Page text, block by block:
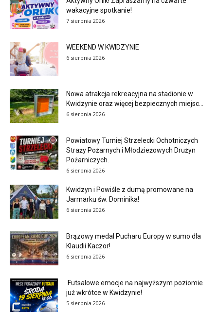
wakacyjne spotkanie!
7 sierpnia 2026
WEEKEND W KWIDZYNIE
6 sierpnia 2026
Nowa atrakcja rekreacyjna na stadionie w
Kwidzynie oraz więcej bezpiecznych miejsc...
6 sierpnia 2026
Powiatowy Turniej Strzelecki Ochotniczych
Straży Pożarnych i Młodzieżowych Drużyn
Pożarniczych.
6 sierpnia 2026
Kwidzyn i Powiśle z dumą promowane na
Jarmarku św. Dominika!
6 sierpnia 2026
Brązowy medal Pucharu Europy w sumo dla
Klaudii Kaczor!
6 sierpnia 2026
Futsalowe emocje na najwyższym poziomie
już wkrótce w Kwidzynie!
5 sierpnia 2026